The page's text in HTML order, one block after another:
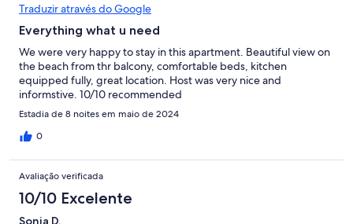
Traduzir através do Google
Everything what u need
We were very happy to stay in this apartment. Beautiful view on
the beach from thr balcony, comfortable beds, kitchen
equipped fully, great location. Host was very nice and
informstive. 10/10 recommended
Estadia de 8 noites em maio de 2024
0
Avaliação verificada
10/10 Excelente
Sonia D.